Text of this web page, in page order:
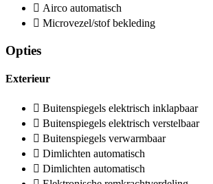
Airco automatisch
Microvezel/stof bekleding
Opties
Exterieur
Buitenspiegels elektrisch inklapbaar
Buitenspiegels elektrisch verstelbaar
Buitenspiegels verwarmbaar
Dimlichten automatisch
Dimlichten automatisch